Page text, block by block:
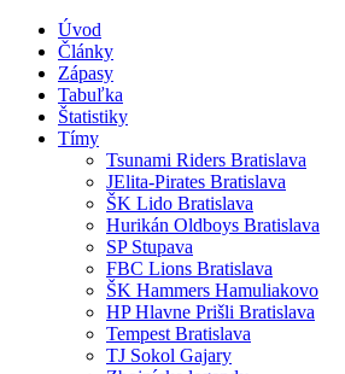
Úvod
Články
Zápasy
Tabuľka
Štatistiky
Tímy
Tsunami Riders Bratislava
JElita-Pirates Bratislava
ŠK Lido Bratislava
Hurikán Oldboys Bratislava
SP Stupava
FBC Lions Bratislava
ŠK Hammers Hamuliakovo
HP Hlavne Prišli Bratislava
Tempest Bratislava
TJ Sokol Gajary